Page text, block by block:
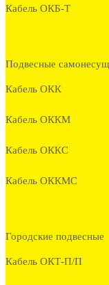
Кабель ОКБ-Т
Подвесные
Кабель ОКК
Кабель ОККМ
Кабель ОККС
Кабель ОККМС
Городские подвесные
Кабель ОКТ-П/П